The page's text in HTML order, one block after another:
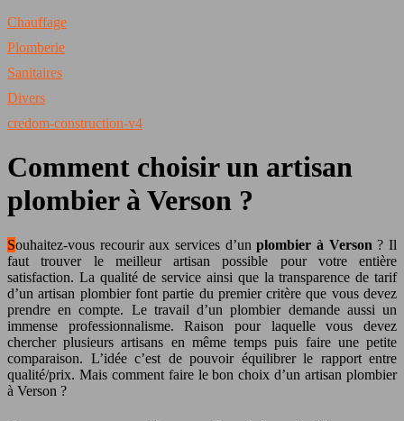
Chauffage
Plomberie
Sanitaires
Divers
credom-construction-v4
Comment choisir un artisan
plombier à Verson ?
Souhaitez-vous recourir aux services d’unplombier à Verson ? Il
faut trouver le meilleur artisan possible pour votre entière
satisfaction. La qualité de service ainsi que la transparence de tarif
d’un artisan plombier font partie du premier critère que vous devez
prendre en compte. Le travail d’un plombier demande aussi un
immense professionnalisme. Raison pour laquelle vous devez
chercher plusieurs artisans en même temps puis faire une petite
comparaison. L’idée c’est de pouvoir équilibrer le rapport entre
qualité/prix. Mais comment faire le bon choix d’un artisan plombier
à Verson ?